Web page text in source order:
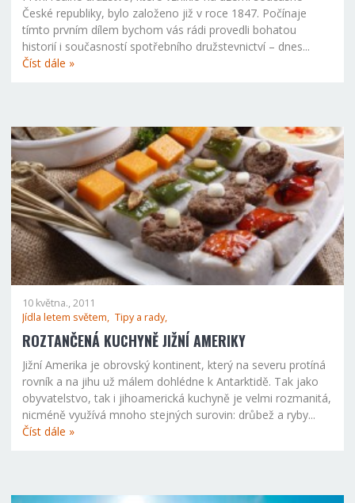
České republiky, bylo založeno již v roce 1847. Počínaje
tímto prvním dílem bychom vás rádi provedli bohatou
historií i současností spotřebního družstevnictví – dnes...
Číst dále »
10 května., 2011
Jídla letem světem, Tipy a rady,
ROZTANČENÁ KUCHYNĚ JIŽNÍ AMERIKY
Jižní Amerika je obrovský kontinent, který na severu protíná
rovník a na jihu už málem dohlédne k Antarktidě. Tak jako
obyvatelstvo, tak i jihoamerická kuchyně je velmi rozmanitá,
nicméně využívá mnoho stejných surovin: drůbež a ryby...
Číst dále »